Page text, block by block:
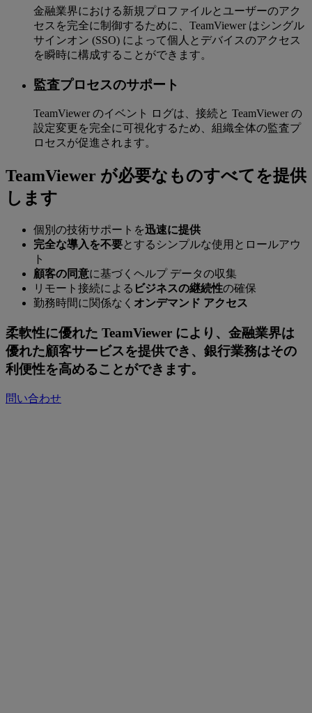
金融業界における新規プロファイルとユーザーのアク
セスを完全に制御するために、TeamViewer はシングル
サインオン (SSO) によって個人とデバイスのアクセス
を瞬時に構成することができます。
監査プロセスのサポート
TeamViewer のイベント ログは、接続と TeamViewer の
設定変更を完全に可視化するため、組織全体の監査プ
ロセスが促進されます。
TeamViewer が必要なものすべてを提供
します
個別の技術サポートを迅速に提供
完全な導入を不要とするシンプルな使用とロールアウ
ト
顧客の同意に基づくヘルプ データの収集
リモート接続による ビジネスの継続性の確保
勤務時間に関係なく オンデマンド アクセス
柔軟性に優れた TeamViewer により、金融業界は
優れた顧客サービスを提供でき、銀行業務はその
利便性を高めることができます。
問い合わせ